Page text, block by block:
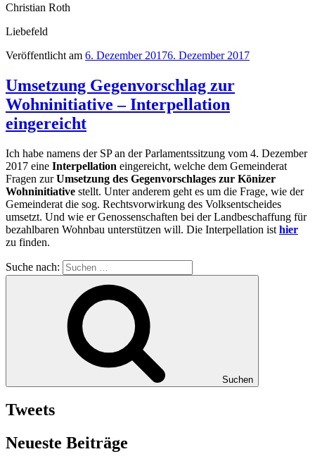
Christian Roth
Liebefeld
Veröffentlicht am 6. Dezember 20176. Dezember 2017
Umsetzung Gegenvorschlag zur
Wohninitiative – Interpellation
eingereicht
Ich habe namens der SP an der Parlamentssitzung vom 4. Dezember
2017 eine Interpellation eingereicht, welche dem Gemeinderat
Fragen zurUmsetzung des Gegenvorschlages zur Könizer
Wohninitiative stellt. Unter anderem geht es um die Frage, wie der
Gemeinderat die sog. Rechtsvorwirkung des Volksentscheides
umsetzt. Und wie er Genossenschaften bei der Landbeschaffung für
bezahlbaren Wohnbau unterstützen will. Die Interpellation ist hier
zu finden.
Suche nach:
Suchen
Tweets
Neueste Beiträge